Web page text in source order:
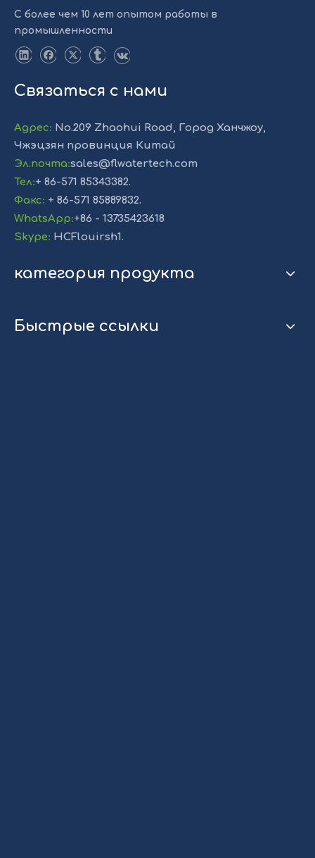
С более чем 10 лет опытом работы в
промышленности
Связаться с нами
Адрес: No.209 Zhaohui Road, Город Ханчжоу,
Чжэцзян провинция Китай
Эл.почта:sales@flwatertech.com
Тел:+ 86-571 85343382.
Факс: + 86-571 85889832.
WhatsApp:+86 - 13735423618
Skype: HCFlouirsh1.
категория продукта
Быстрые ссылки